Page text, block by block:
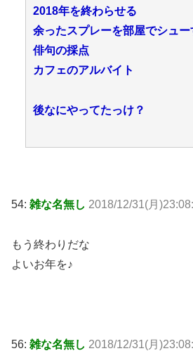
2018年を終わらせる
余ったスプレーを部屋でシュー
俳句の採点
カフェのアルバイト
後なにやってたっけ？
54: 雑な名無し 2018/12/31(月
もう終わりだな
よいお年を♪
56: 雑な名無し 2018/12/31(月